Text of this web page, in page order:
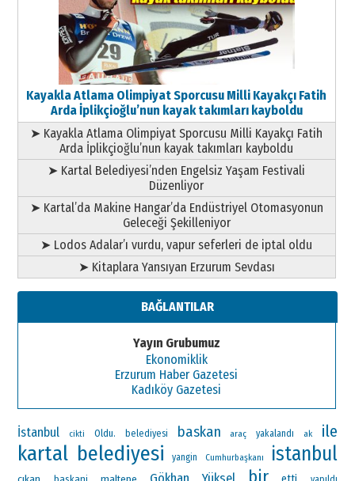
Kayakla Atlama Olimpiyat Sporcusu Milli Kayakçı Fatih
Arda İplikçioğlu’nun kayak takımları kayboldu
➤ Kayakla Atlama Olimpiyat Sporcusu Milli Kayakçı Fatih
Arda İplikçioğlu’nun kayak takımları kayboldu
➤ Kartal Belediyesi’nden Engelsiz Yaşam Festivali
Düzenliyor
➤ Kartal’da Makine Hangar’da Endüstriyel Otomasyonun
Geleceği Şekilleniyor
➤ Lodos Adalar’ı vurdu, vapur seferleri de iptal oldu
➤ Kitaplara Yansıyan Erzurum Sevdası
BAĞLANTILAR
Yayın Grubumuz
Ekonomiklik
Erzurum Haber Gazetesi
Kadıköy Gazetesi
İstanbul cikti Oldu. belediyesi baskan araç yakalandı ak ile
kartal belediyesi yangin Cumhurbaşkanı istanbul
Gökhan Yüksel bir